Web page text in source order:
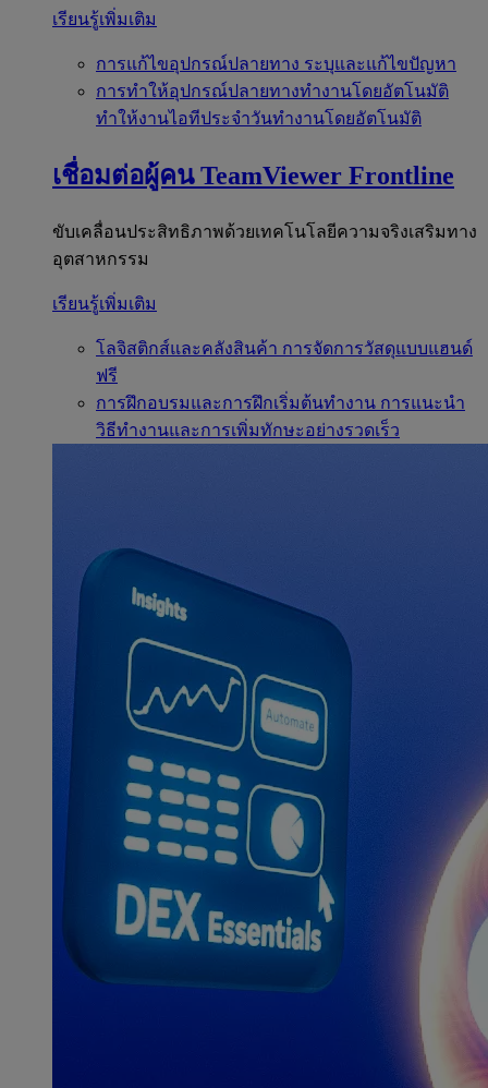
เรียนรู้เพิ่มเติม
การแก้ไขอุปกรณ์ปลายทาง ระบุและแก้ไขปัญหา
การทำให้อุปกรณ์ปลายทางทำงานโดยอัตโนมัติ
ทำให้งานไอทีประจำวันทำงานโดยอัตโนมัติ
เชื่อมต่อผู้คน TeamViewer Frontline
ขับเคลื่อนประสิทธิภาพด้วยเทคโนโลยีความจริงเสริมทาง
อุตสาหกรรม
เรียนรู้เพิ่มเติม
โลจิสติกส์และคลังสินค้า การจัดการวัสดุแบบแฮนด์
ฟรี
การฝึกอบรมและการฝึกเริ่มต้นทำงาน การแนะนำ
วิธีทำงานและการเพิ่มทักษะอย่างรวดเร็ว